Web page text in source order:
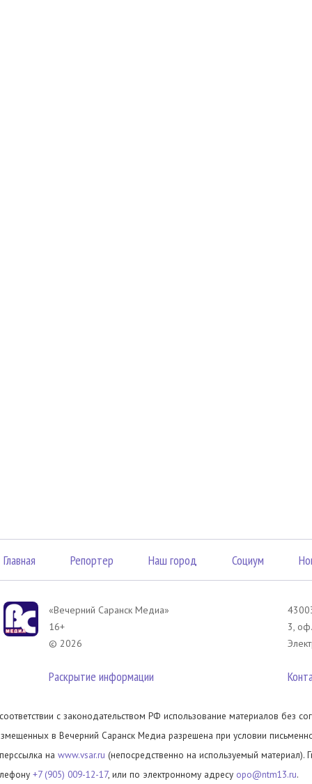
Главная Репортер Наш город Социум
«Вечерний Саранск Mедиа»
16+
© 2026
Раскрытие информации
3,
с законодательством РФ использование материалов без
в Вечерний Саранск Медиа разрешена при условии
на www.vsar.ru (непосредственно на используемый материал).
+7 (905) 009-12-17, или по электронному адресу opo@ntm13.ru.